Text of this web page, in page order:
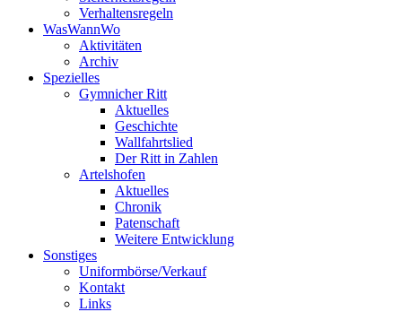
Verhaltensregeln
WasWannWo
Aktivitäten
Archiv
Spezielles
Gymnicher Ritt
Aktuelles
Geschichte
Wallfahrtslied
Der Ritt in Zahlen
Artelshofen
Aktuelles
Chronik
Patenschaft
Weitere Entwicklung
Sonstiges
Uniformbörse/Verkauf
Kontakt
Links